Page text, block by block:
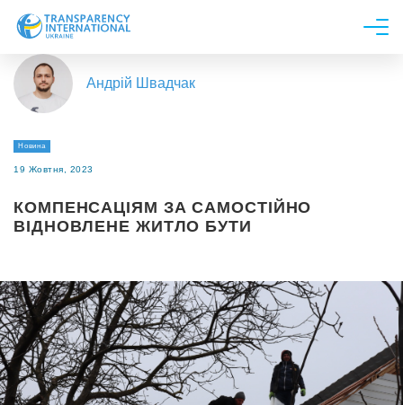
Про нас
Новини
Напрями роботи
Долучитися
Андрій Швадчак
Новина
19 Жовтня, 2023
КОМПЕНСАЦІЯМ ЗА САМОСТІЙНО
ВІДНОВЛЕНЕ ЖИТЛО БУТИ